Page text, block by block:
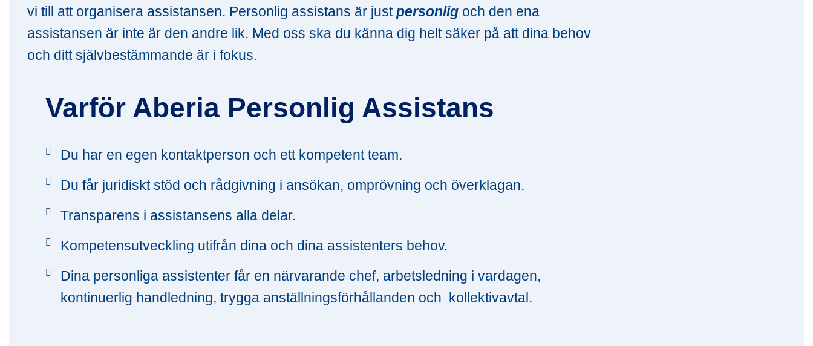
vi till att organisera assistansen. Personlig assistans är justpersonlig och den ena
assistansen är inte är den andre lik. Med oss ska du känna dig helt säker på att dina behov
och ditt självbestämmande är i fokus.
Varför Aberia Personlig Assistans
Du har en egen kontaktperson och ett kompetent team.
Du får juridiskt stöd och rådgivning i ansökan, omprövning och överklagan.
Transparens i assistansens alla delar.
Kompetensutveckling utifrån dina och dina assistenters behov.
Dina personliga assistenter får en närvarande chef, arbetsledning i vardagen,
kontinuerlig handledning, trygga anställningsförhållanden och kollektivavtal.